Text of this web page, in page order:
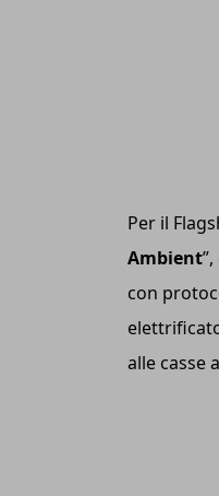
Per il
Ambient
con
alle casse